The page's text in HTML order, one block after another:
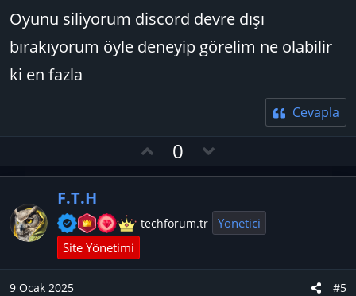
GeForce Experience gibi programlardan gelen
tüm katmanları devre dışı bırakmaktır. Sorun
yaşamaya devam ederseniz, oyunu tamamen
yeniden yüklemeyi düşünün.
Oyunu siliyorum discord devre dışı
bırakıyorum öyle deneyip görelim ne olabilir
ki en fazla
Cevapla
O
y
0
o
n
v
t
F.T.H
techforum.tr
Yönetici
Site Yönetimi
9 Ocak 2025 #5